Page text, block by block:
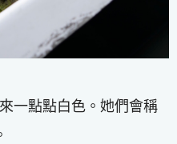
一點點白色。她們會稱